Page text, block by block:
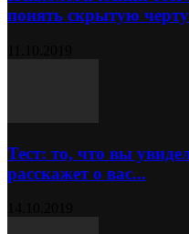
понять скрытую
Тест: то, что вы
расскажет о вас...